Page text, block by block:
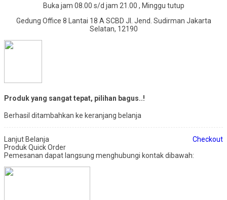
Buka jam 08.00 s/d jam 21.00 , Minggu tutup
Gedung Office 8 Lantai 18 A SCBD Jl. Jend. Sudirman Jakarta
Selatan, 12190
Produk yang sangat tepat, pilihan bagus..!
Berhasil ditambahkan ke keranjang belanja
Lanjut Belanja
Checkout
Produk Quick Order
Pemesanan dapat langsung menghubungi kontak dibawah: